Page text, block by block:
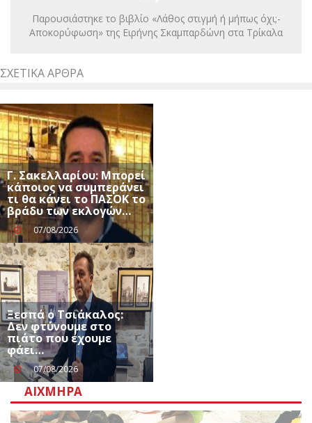
Παρουσιάστηκε το βιβλίο «Λάθος στιγμή ή μήπως όχι;-
Αποκορύφωση» της Ειρήνης Σκαμπαρδώνη στα Τρίκαλα
ΣΧΕΤΙΚΆ ΆΡΘΡΑ
Γ. Σακελλαρίου: Μπορεί
κάποιος να συμπεράνει
τι θα κάνει το ΠΑΣΟΚ το
βράδυ των εκλογών…
07/08/2026
Ξεσπά ο Τσιάκαλος:
Δεν φτύνουμε στο
πιάτο που έχουμε
φάει…
07/08/2026
ΑΙΧΜΗΡΆ